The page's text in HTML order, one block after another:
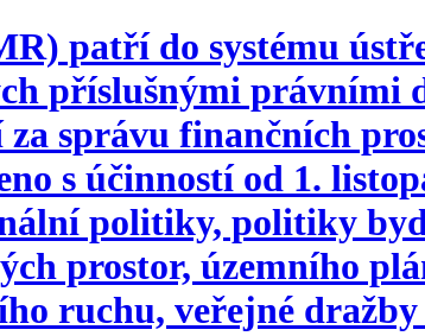
patří do systému
příslušnými právními
správu finančních
s účinností od 1.
politiky, politiky
prostor, územního
ruchu, veřejné